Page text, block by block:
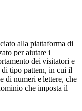
alla piattaforma di
per aiutare i
dei visitatori e
di tipo pattern, in cui il
di numeri e lettere, che
che imposta il